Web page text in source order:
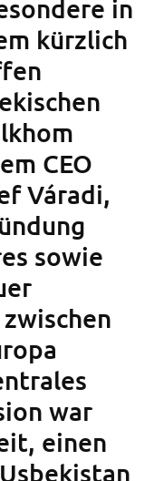
in
kürzlich
CEO
Váradi,
sowie
war
einen